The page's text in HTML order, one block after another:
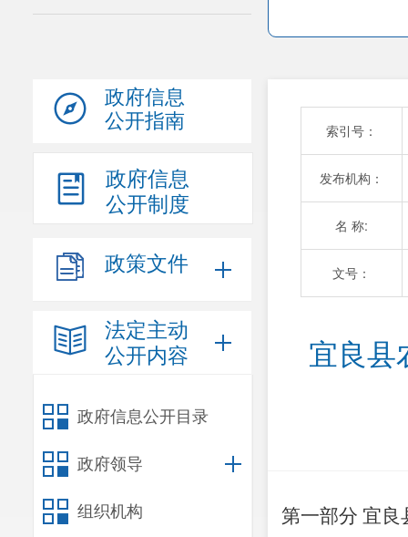
政府信息
公开指南
政府信息
公开制度
政策文件
法定主动
公开内容
政府信息公开目录
政府领导
组织机构
索引号：
发布机构：
名 称:
文号：
宜良县
第一部分 宜良